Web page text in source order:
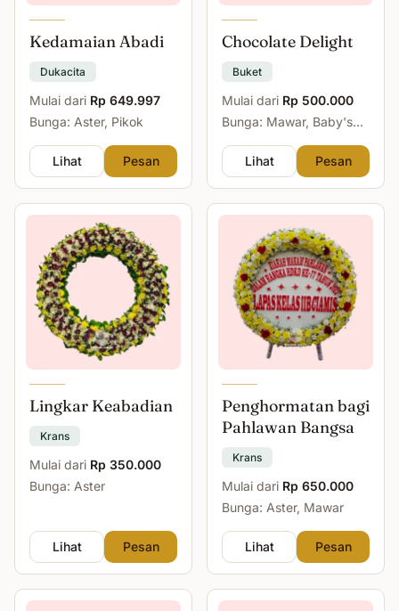
Kedamaian Abadi
Dukacita
Mulai dari Rp 649.997
Bunga: Aster, Pikok
Lihat Pesan
Chocolate Delight
Buket
Mulai dari Rp 500.000
Bunga: Mawar, Baby's
Lihat
Pesan
Lingkar Keabadian
Krans
Mulai dari Rp 350.000
Bunga: Aster
Lihat Pesan
Penghormatan bagi
Pahlawan Bangsa
Krans
Mulai dari Rp 650.000
Bunga: Aster, Mawar
Lihat Pesan